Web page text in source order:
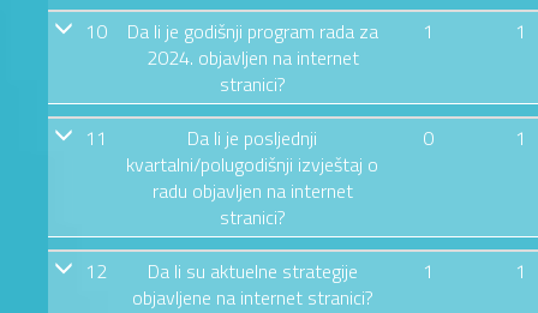
10
Da li je godišnji program rada za
2024. objavljen na internet
stranici?
1 1
11
Da li je posljednji
kvartalni/polugodišnji izvještaj o
radu objavljen na internet
stranici?
0 1
12
Da li su aktuelne strategije
objavljene na internet stranici?
1 1